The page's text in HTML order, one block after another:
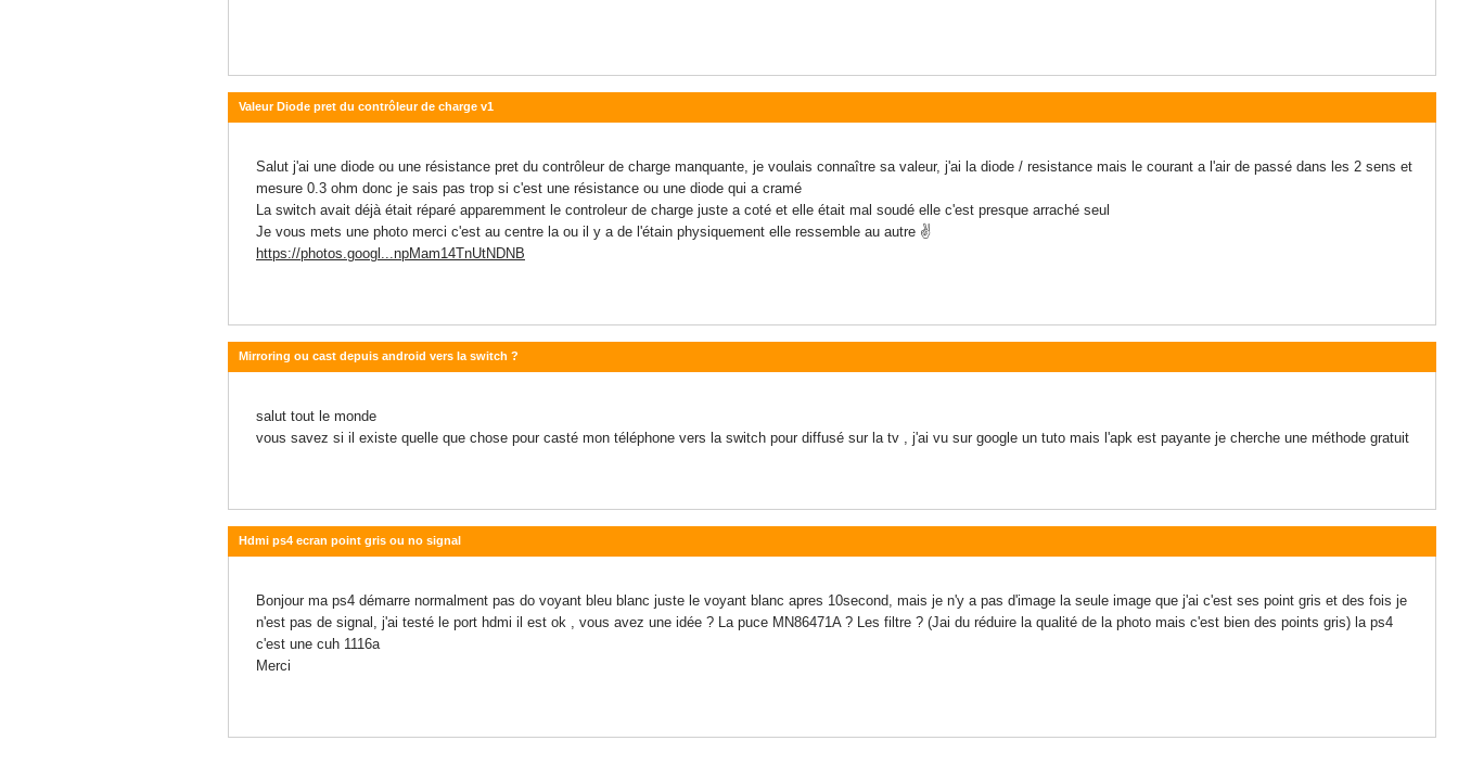
Valeur Diode pret du contrôleur de charge v1
Salut j'ai une diode ou une résistance pret du contrôleur de charge manquante, je voulais connaître sa valeur, j'ai la diode / resistance mais le courant a l'air de passé dans les 2 sens et
mesure 0.3 ohm donc je sais pas trop si c'est une résistance ou une diode qui a cramé
La switch avait déjà était réparé apparemment le controleur de charge juste a coté et elle était mal soudé elle c'est presque arraché seul
Je vous mets une photo merci c'est au centre la ou il y a de l'étain physiquement elle ressemble au autre ✌️
https://photos.googl...npMam14TnUtNDNB
Mirroring ou cast depuis android vers la switch ?
salut tout le monde
vous savez si il existe quelle que chose pour casté mon téléphone vers la switch pour diffusé sur la tv , j'ai vu sur google un tuto mais l'apk est payante je cherche une méthode gratuit
Hdmi ps4 ecran point gris ou no signal
Bonjour ma ps4 démarre normalment pas do voyant bleu blanc juste le voyant blanc apres 10second, mais je n'y a pas d'image la seule image que j'ai c'est ses point gris et des fois je
n'est pas de signal, j'ai testé le port hdmi il est ok , vous avez une idée ? La puce MN86471A ? Les filtre ? (Jai du réduire la qualité de la photo mais c'est bien des points gris) la ps4
c'est une cuh 1116a
Merci